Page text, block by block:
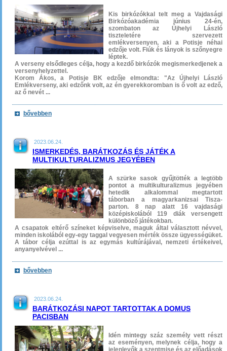
Kis birkózókkal telt meg a Vajdasági
Birkózóakadémia június 24-én,
szombaton az Újhelyi László
tiszteletére szervezett
emlékversenyen, aki a Potisje néhai
edzője volt. Fiúk és lányok is szőnyegre
léptek.
A verseny elsődleges célja, hogy a kezdő birkózók megismerkedjenek a
versenyhelyzettel.
Korom Ákos, a Potisje BK edzője elmondta: "Az Újhelyi László
Emlékverseny, aki edzőnk volt, az én gyerekkoromban is ő volt az edző,
az ő nevét ...
bővebben
2023.06.24.
ISMERKEDÉS, BARÁTKOZÁS ÉS JÁTÉK A
MULTIKULTURALIZMUS JEGYÉBEN
A szürke sasok gyűjtötték a legtöbb
pontot a multikulturalizmus jegyében
hetedik alkalommal megtartott
táborban a magyarkanizsai Tisza-
parton. 8 nap alatt 16 vajdasági
középiskolából 119 diák versengett
különböző játékokban.
A csapatok eltérő színeket képviselve, maguk által választott névvel,
minden iskolából egy-egy taggal vegyesen mérték össze ügyességüket.
A tábor célja ezúttal is az egymás kultúrájával, nemzeti értékeivel,
anyanyelvével ...
bővebben
2023.06.24.
BARÁTKOZÁSI NAPOT TARTOTTAK A DOMUS
PACISBAN
Idén mintegy száz személy vett részt
az eseményen, melynek célja, hogy a
jelenlevők a szentmise és az előadások